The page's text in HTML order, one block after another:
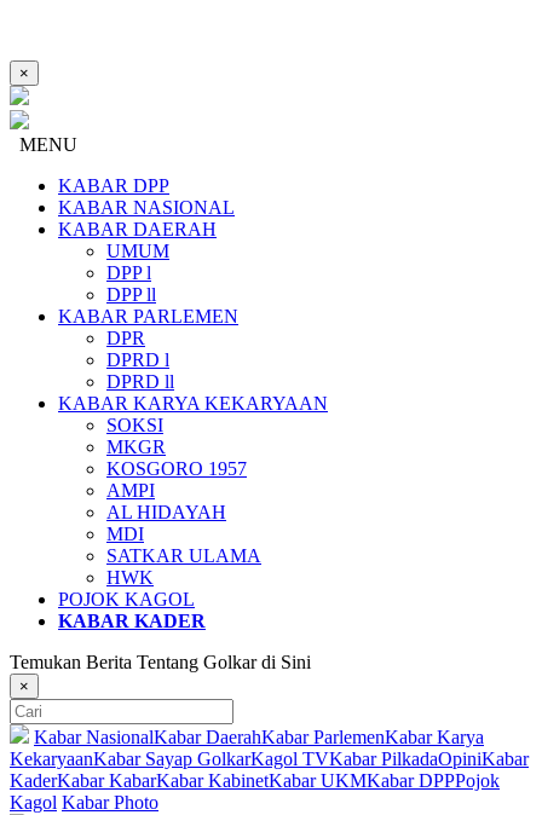
×
MENU
KABAR DPP
KABAR NASIONAL
KABAR DAERAH
UMUM
DPP l
DPP ll
KABAR PARLEMEN
DPR
DPRD l
DPRD ll
KABAR KARYA KEKARYAAN
SOKSI
MKGR
KOSGORO 1957
AMPI
AL HIDAYAH
MDI
SATKAR ULAMA
HWK
POJOK KAGOL
KABAR KADER
Temukan Berita Tentang Golkar di Sini
×
Kabar NasionalKabar DaerahKabar ParlemenKabar Karya
KekaryaanKabar Sayap GolkarKagol TVKabar PilkadaOpiniKabar
KaderKabar KabarKabar KabinetKabar UKMKabar DPPPojok
Kagol Kabar Photo